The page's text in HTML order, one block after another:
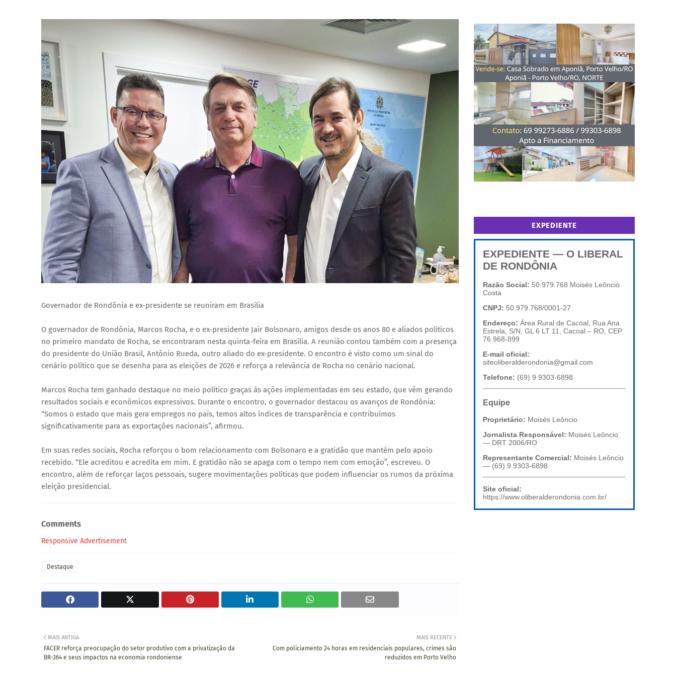
Governador de Rondônia e ex-presidente se reuniram em Brasília
O governador de Rondônia, Marcos Rocha, e o ex-presidente Jair Bolsonaro, amigos desde os anos 80 e aliados políticos
no primeiro mandato de Rocha, se encontraram nesta quinta-feira em Brasília. A reunião contou também com a presença
do presidente do União Brasil, Antônio Rueda, outro aliado do ex-presidente. O encontro é visto como um sinal do
cenário político que se desenha para as eleições de 2026 e reforça a relevância de Rocha no cenário nacional.
Marcos Rocha tem ganhado destaque no meio político graças às ações implementadas em seu estado, que vêm gerando
resultados sociais e econômicos expressivos. Durante o encontro, o governador destacou os avanços de Rondônia:
“Somos o estado que mais gera empregos no país, temos altos índices de transparência e contribuímos
significativamente para as exportações nacionais”, afirmou.
Em suas redes sociais, Rocha reforçou o bom relacionamento com Bolsonaro e a gratidão que mantém pelo apoio
recebido. “Ele acreditou e acredita em mim. E gratidão não se apaga com o tempo nem com emoção”, escreveu. O
encontro, além de reforçar laços pessoais, sugere movimentações políticas que podem influenciar os rumos da próxima
eleição presidencial.
Comments
Responsive Advertisement
Destaque
MAIS RECENTE
Com policiamento 24 horas em residenciais populares, crimes são
reduzidos em Porto Velho
MAIS ANTIGA
FACER reforça preocupação do setor produtivo com a privatização da
BR-364 e seus impactos na economia rondoniense
EXPEDIENTE
EXPEDIENTE — O LIBERAL
DE RONDÔNIA
Razão Social: 50.979.768 Moisés Leôncio
Costa
CNPJ: 50.979.768/0001-27
Endereço: Área Rural de Cacoal, Rua Ana
Estrela, S/N, GL 6 LT 11, Cacoal – RO, CEP
76.968-899
E-mail oficial:
siteoliberalderondonia@gmail.com
Telefone: (69) 9 9303-6898
Equipe
Proprietário: Moisés Leôncio
Jornalista Responsável: Moisés Leôncio
— DRT 2006/RO
Representante Comercial: Moisés Leôncio
— (69) 9 9303-6898
Site oficial:
https://www.oliberalderondonia.com.br/